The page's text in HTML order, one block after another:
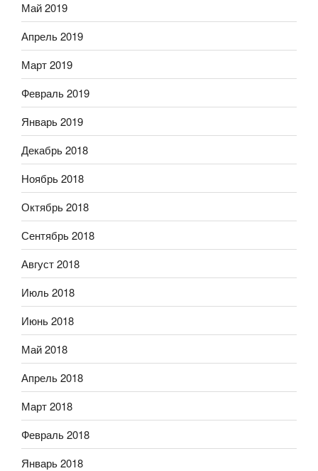
Май 2019
Апрель 2019
Март 2019
Февраль 2019
Январь 2019
Декабрь 2018
Ноябрь 2018
Октябрь 2018
Сентябрь 2018
Август 2018
Июль 2018
Июнь 2018
Май 2018
Апрель 2018
Март 2018
Февраль 2018
Январь 2018